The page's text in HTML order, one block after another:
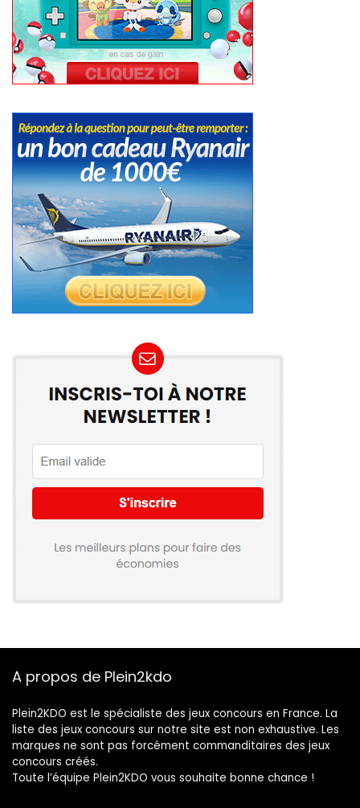
A propos de Plein2kdo
Plein2KDO est le spécialiste des jeux concours en France. La
liste des jeux concours sur notre site est non exhaustive. Les
marques ne sont pas forcément commanditaires des jeux
concours créés.
Toute l’équipe Plein2KDO vous souhaite bonne chance !